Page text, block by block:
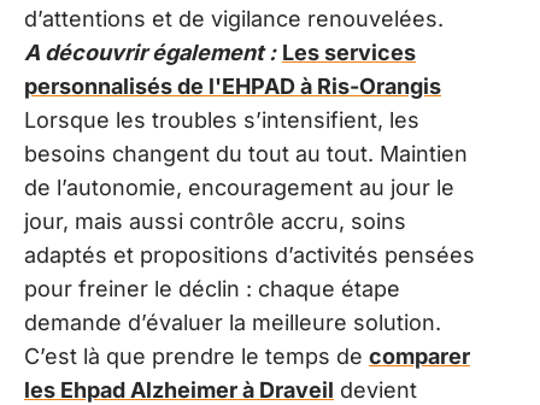
d’attentions et de vigilance renouvelées.
A découvrir également : Les services
personnalisés de l'EHPAD à Ris-Orangis
Lorsque les troubles s’intensifient, les
besoins changent du tout au tout. Maintien
de l’autonomie, encouragement au jour le
jour, mais aussi contrôle accru, soins
adaptés et propositions d’activités pensées
pour freiner le déclin : chaque étape
demande d’évaluer la meilleure solution.
C’est là que prendre le temps de comparer
les Ehpad Alzheimer à Draveil devient